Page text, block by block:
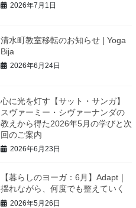
2026年7月1日
清水町教室移転のお知らせ | Yoga
Bija
2026年6月24日
心に光を灯す【サット・サンガ】
スヴァーミー・シヴァーナンダの
教えから得た2026年5月の学びと次
回のご案内
2026年6月23日
【暮らしのヨーガ：6月】Adapt｜
揺れながら、何度でも整えていく
2026年5月26日